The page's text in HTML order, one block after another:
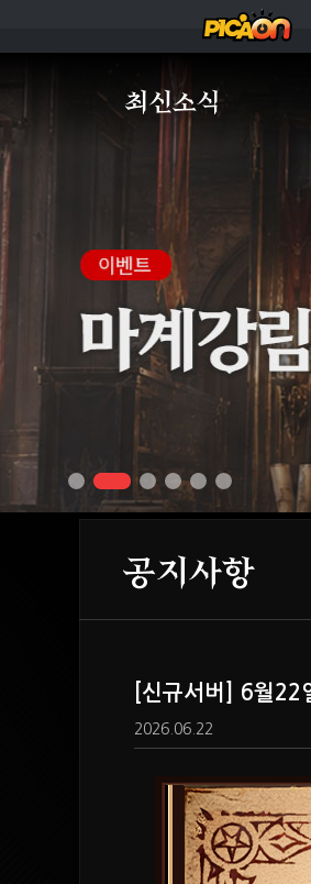
최신소식
공지사항
[신규서버] 6월
2026.06.22